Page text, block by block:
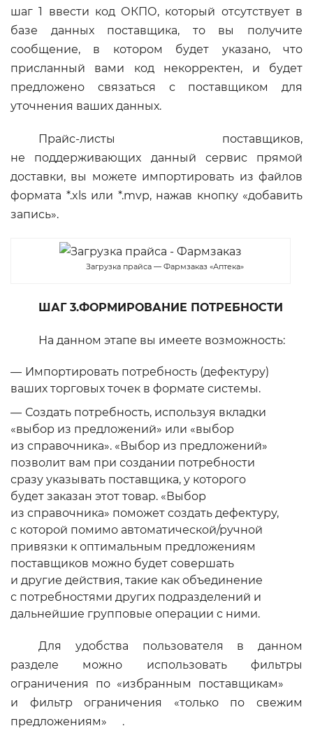
шаг 1 ввести код ОКПО, который отсутствует в
базе данных поставщика, то вы получите
сообщение, в котором будет указано, что
присланный вами код некорректен, и будет
предложено связаться с поставщиком для
уточнения ваших данных.
Прайс-листы поставщиков,
не поддерживающих данный сервис прямой
доставки, вы можете импортировать из файлов
формата *.xls или *.mvp, нажав кнопку «добавить
запись».
Загрузка прайса — Фармзаказ «Аптека»
ШАГ 3.ФОРМИРОВАНИЕ ПОТРЕБНОСТИ
На данном этапе вы имеете возможность:
Импортировать потребность (дефектуру)
ваших торговых точек в формате системы.
Создать потребность, используя вкладки
«выбор из предложений» или «выбор
из справочника». «Выбор из предложений»
позволит вам при создании потребности
сразу указывать поставщика, у которого
будет заказан этот товар. «Выбор
из справочника» поможет создать дефектуру,
с которой помимо автоматической/ручной
привязки к оптимальным предложениям
поставщиков можно будет совершать
и другие действия, такие как объединение
с потребностями других подразделений и
дальнейшие групповые операции с ними.
Для удобства пользователя в данном
разделе можно использовать фильтры
ограничения по «избранным поставщикам»
и фильтр ограничения «только по свежим
предложениям»
.